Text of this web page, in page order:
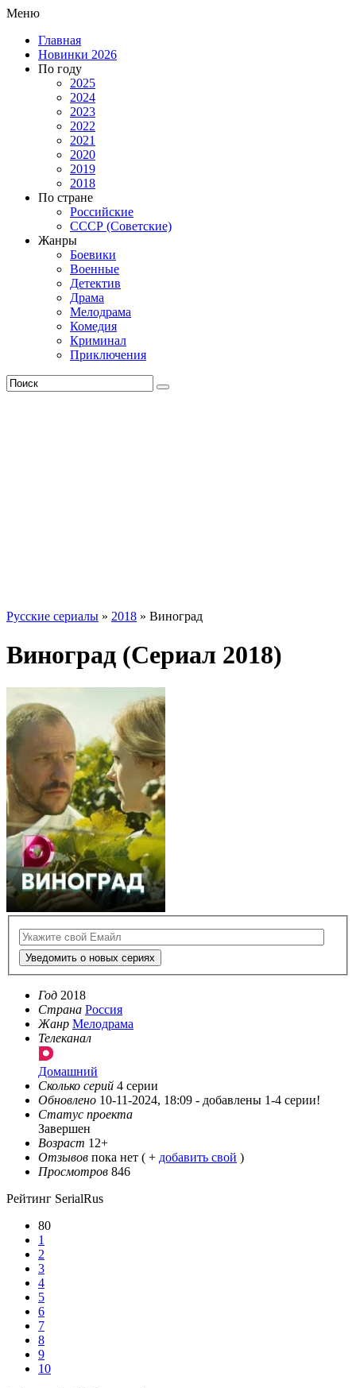
Меню
Главная
Новинки 2026
По году
2025
2024
2023
2022
2021
2020
2019
2018
По стране
Российские
СССР (Советские)
Жанры
Боевики
Военные
Детектив
Драма
Мелодрама
Комедия
Криминал
Приключения
Русские сериалы » 2018 » Виноград
Виноград (Сериал 2018)
Уведомить о новых сериях
Год 2018
Страна Россия
Жанр Мелодрама
Телеканал
Домашний
Сколько серий 4 серии
Обновлено 10-11-2024, 18:09 - добавлены 1-4 серии!
Статус проекта
Завершен
Возраст 12+
Отзывов пока нет ( + добавить свой )
Просмотров 846
Рейтинг SerialRus
80
1
2
3
4
5
6
7
8
9
10